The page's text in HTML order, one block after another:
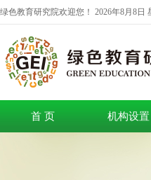
绿色教育研究院欢迎您！ 2026年8月8日
首 页 机构设置